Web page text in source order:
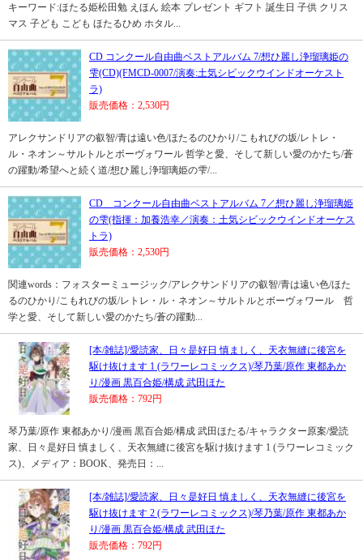
キーワード:ほたる姫松田勉 えほん 絵本 プレゼント ギフト 誕生日 子供 クリス
マス 子ども こども ほたるひめ ホタル...
CD コンクール自由曲ベストアルバム 7/想ひ麗し浄瑠璃姫の
雫(CD)(FMCD-0007/演奏:土気シビックウインドオーケスト
ラ)
販売価格：2,530円
アレクサンドリアの叡智/青は遠い色/ほたるのひかり/こもれびの坂/レトレ・
ル・ネオン～サルトルとボーヴォワール 哲学と愛、そして新しい愛のかたち/蒼
の躍動/希望へと続く道/想ひ麗し浄瑠璃姫の雫/...
CD コンクール自由曲ベストアルバム 7／想ひ麗し浄瑠璃姫
の雫(指揮：加養浩幸／演奏：土気シビックウインドオーケス
トラ)
販売価格：2,530円
関連words：フォスターミュージック/アレクサンドリアの叡智/青は遠い色/ほた
るのひかり/こもれびの坂/レトレ・ル・ネオン～サルトルとボーヴォワール 哲
学と愛、そして新しい愛のかたち/蒼の躍動...
[本/雑誌]/愛読家、日々是好日 慎ましく、天衣無縫に後宮を
駆け抜けます 1 (ラワーレコミックス)/琴乃葉/原作 東都あか
り/漫画 黒百合姫/構成 武田ほた
販売価格：792円
琴乃葉/原作 東都あかり/漫画 黒百合姫/構成 武田ほたる/キャラクター原案/愛読
家、日々是好日 慎ましく、天衣無縫に後宮を駆け抜けます 1 (ラワーレコミック
ス)、メディア：BOOK、発売日：...
[本/雑誌]/愛読家、日々是好日 慎ましく、天衣無縫に後宮を
駆け抜けます 2 (ラワーレコミックス)/琴乃葉/原作 東都あか
り/漫画 黒百合姫/構成 武田ほた
販売価格：792円